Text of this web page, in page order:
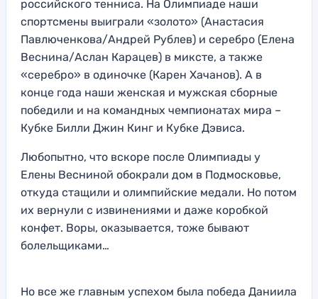
российского тенниса. На Олимпиаде наши
спортсмены выиграли «золото» (Анастасия
Павлюченкова/Андрей Рублев) и серебро (Елена
Веснина/Аслан Карацев) в миксте, а также
«серебро» в одиночке (Карен Хачанов). А в
конце года наши женская и мужская сборные
победили и на командных чемпионатах мира –
Кубке Билли Джин Кинг и Кубке Дэвиса.
Любопытно, что вскоре после Олимпиады у
Елены Весниной обокрали дом в Подмосковье,
откуда стащили и олимпийские медали. Но потом
их вернули с извинениями и даже коробкой
конфет. Воры, оказывается, тоже бывают
болельщиками…
Но все же главным успехом была победа Даниила